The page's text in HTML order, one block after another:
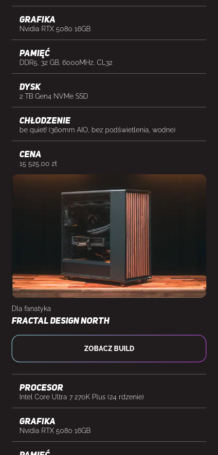
Grafika
Nvidia RTX 5080 16GB
Pamięć
DDR5, 32 GB, 6000MHz, CL32
Dysk
2 TB Gen4 NVMe SSD
Chłodzenie
be quiet! (360mm AIO, bez podświetlenia, wodne)
cena
15 525,00 zł
Dla fanatyka
Fractal Design North
ZOBACZ BUILD
Procesor
Intel Core Ultra 7 270K Plus (24 rdzenie)
Grafika
Nvidia RTX 5080 16GB